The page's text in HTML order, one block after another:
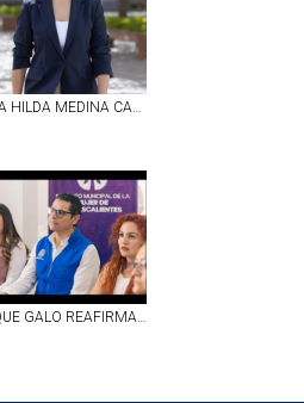
ALMA HILDA MEDINA CALIFICA COMO 'LEY CENSURA' Y 'GRAN TRAMPA' LA INICIATIVA DE DERECHO DE AUDIENCIAS
QUIQUE GALO REAFIRMA SU COMPROMISO DE SEGUIR TRABAJANDO POR LAS MUJERES DE AGS